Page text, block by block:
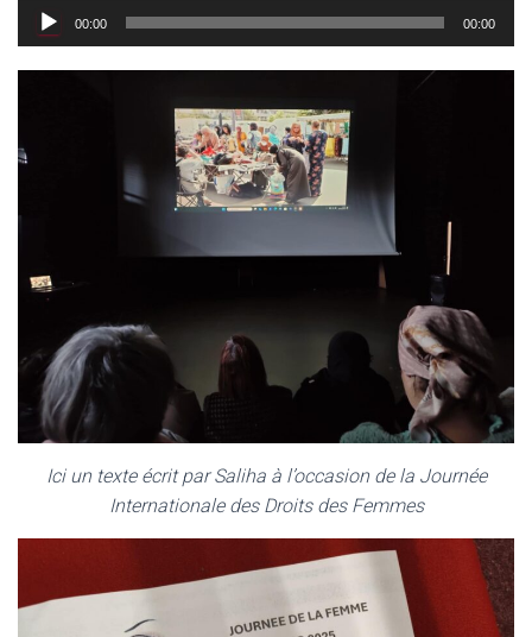
Lecteur
audio
00:00 00:00
Ici un texte écrit par Saliha à l’occasion de la Journée
Internationale des Droits des Femmes